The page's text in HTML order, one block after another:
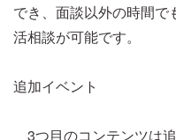
でき、面談以外の時間
活相談が可能です。
追加イベント
3つ目のコンテンツは